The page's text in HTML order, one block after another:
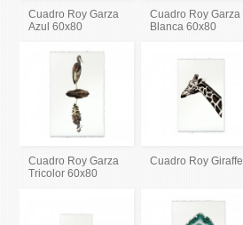
Cuadro Roy Garza
Azul 60x80
Cuadro Roy Garza
Blanca 60x80
Cuadro Roy Garza
Tricolor 60x80
Cuadro Roy Giraffe